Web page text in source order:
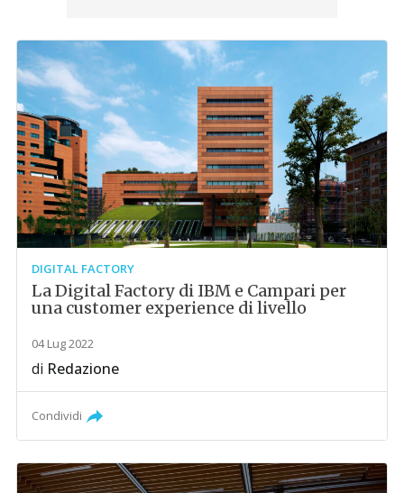
DIGITAL FACTORY
La Digital Factory di IBM e Campari per
una customer experience di livello
04 Lug 2022
di Redazione
Condividi